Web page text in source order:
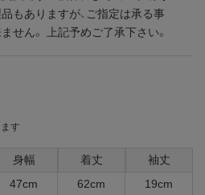
もありますが、ご指定は承る事
せん。 上記予めご了承下さい。
す
身幅 着丈
袖丈
47cm 62cm
19cm